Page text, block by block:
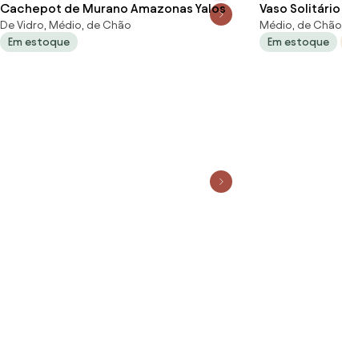
Cachepot de Murano Amazonas Yalos
De Vidro, Médio, de Chão
Em estoque
Médio, de Chão
Em estoque